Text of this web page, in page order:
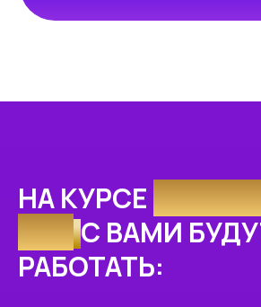
НА КУРСЕ
PRO С ВАМИ
РАБОТАТЬ: